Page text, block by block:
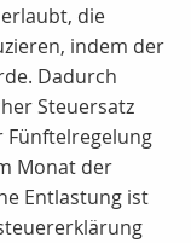
die
indem der
Dadurch
Steuersatz
Fünftelregelung
Monat der
Entlastung ist